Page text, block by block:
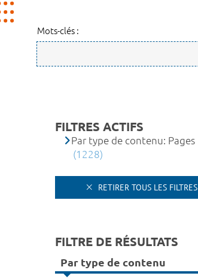
Mots-clés :
FILTRES ACTIFS
Par type de contenu: Pages
(1228)
RETIRER TOUS LES FILTRES
FILTRE DE RÉSULTATS
Par type de contenu